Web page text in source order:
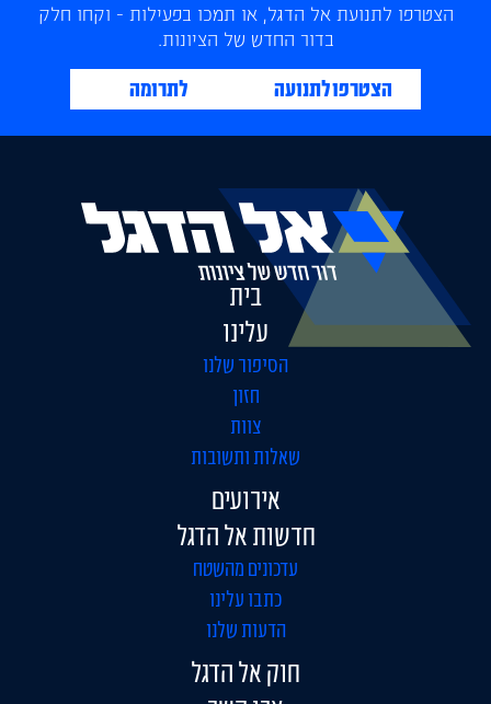
הצטרפו לתנועת אל הדגל, או תמכו בפעילות - וקחו חלק
בדור החדש של הציונות.
הצטרפו לתנועה לתרומה
בית
עלינו
הסיפור שלנו
חזון
צוות
שאלות ותשובות
אירועים
חדשות אל הדגל
עדכונים מהשטח
כתבו עלינו
הדעות שלנו
חוק אל הדגל